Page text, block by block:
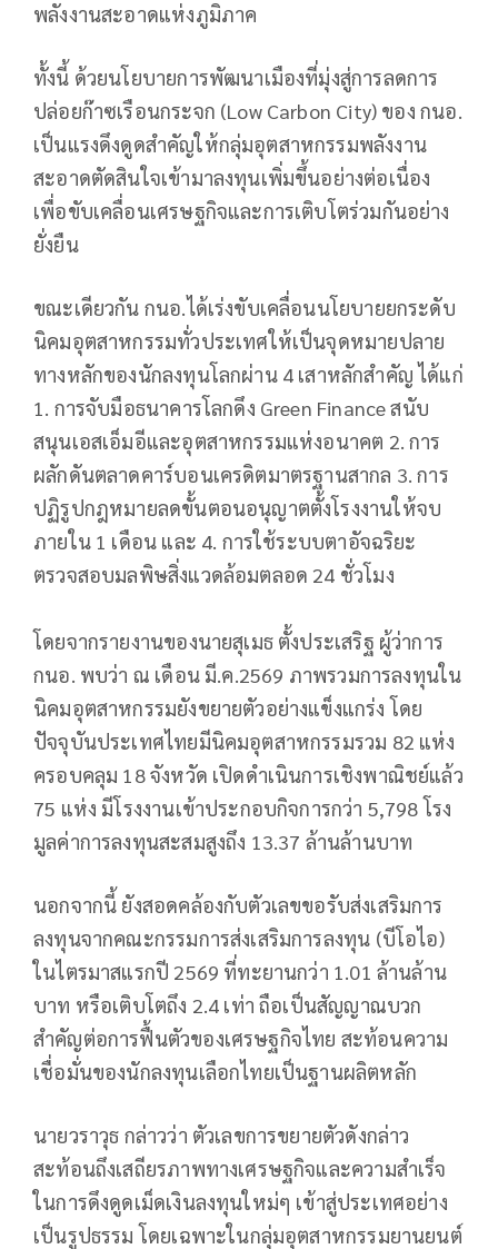
พลังงานสะอาดแห่งภูมิภาค
ทั้งนี้ ด้วยนโยบายการพัฒนาเมืองที่มุ่งสู่การลดการ
ปล่อยก๊าซเรือนกระจก (Low Carbon City) ของ กนอ.
เป็นแรงดึงดูดสำคัญให้กลุ่มอุตสาหกรรมพลังงาน
สะอาดตัดสินใจเข้ามาลงทุนเพิ่มขึ้นอย่างต่อเนื่อง
เพื่อขับเคลื่อนเศรษฐกิจและการเติบโตร่วมกันอย่าง
ยั่งยืน
ขณะเดียวกัน กนอ.ได้เร่งขับเคลื่อนนโยบายยกระดับ
นิคมอุตสาหกรรมทั่วประเทศให้เป็นจุดหมายปลาย
ทางหลักของนักลงทุนโลกผ่าน 4 เสาหลักสำคัญ ได้แก่
1. การจับมือธนาคารโลกดึง Green Finance สนับ
สนุนเอสเอ็มอีและอุตสาหกรรมแห่งอนาคต 2. การ
ผลักดันตลาดคาร์บอนเครดิตมาตรฐานสากล 3. การ
ปฏิรูปกฎหมายลดขั้นตอนอนุญาตตั้งโรงงานให้จบ
ภายใน 1 เดือน และ 4. การใช้ระบบตาอัจฉริยะ
ตรวจสอบมลพิษสิ่งแวดล้อมตลอด 24 ชั่วโมง
โดยจากรายงานของนายสุเมธ ตั้งประเสริฐ ผู้ว่าการ
กนอ. พบว่า ณ เดือน มี.ค.2569 ภาพรวมการลงทุนใน
นิคมอุตสาหกรรมยังขยายตัวอย่างแข็งแกร่ง โดย
ปัจจุบันประเทศไทยมีนิคมอุตสาหกรรมรวม 82 แห่ง
ครอบคลุม 18 จังหวัด เปิดดำเนินการเชิงพาณิชย์แล้ว
75 แห่ง มีโรงงานเข้าประกอบกิจการกว่า 5,798 โรง
มูลค่าการลงทุนสะสมสูงถึง 13.37 ล้านล้านบาท
นอกจากนี้ ยังสอดคล้องกับตัวเลขขอรับส่งเสริมการ
ลงทุนจากคณะกรรมการส่งเสริมการลงทุน (บีโอไอ)
ในไตรมาสแรกปี 2569 ที่ทะยานกว่า 1.01 ล้านล้าน
บาท หรือเติบโตถึง 2.4 เท่า ถือเป็นสัญญาณบวก
สำคัญต่อการฟื้นตัวของเศรษฐกิจไทย สะท้อนความ
เชื่อมั่นของนักลงทุนเลือกไทยเป็นฐานผลิตหลัก
นายวราวุธ กล่าวว่า ตัวเลขการขยายตัวดังกล่าว
สะท้อนถึงเสถียรภาพทางเศรษฐกิจและความสำเร็จ
ในการดึงดูดเม็ดเงินลงทุนใหม่ๆ เข้าสู่ประเทศอย่าง
เป็นรูปธรรม โดยเฉพาะในกลุ่มอุตสาหกรรมยานยนต์